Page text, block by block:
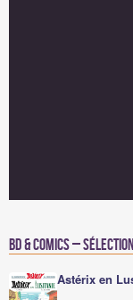
BD & Comics –
Astérix en